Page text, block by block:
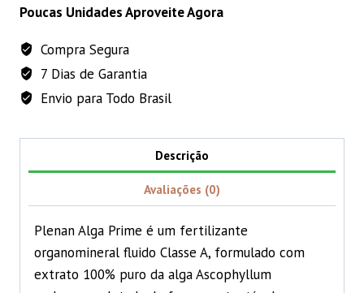
5
quantidade
Poucas Unidades Aproveite Agora
Compra Segura
7 Dias de Garantia
Envio para Todo Brasil
Descrição
Avaliações (0)
Plenan Alga Prime é um fertilizante
organomineral fluido Classe A, formulado com
extrato 100% puro da alga Ascophyllum